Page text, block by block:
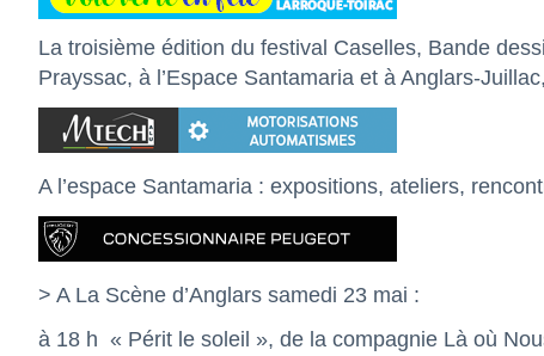
La troisième édition du festival Caselles, Bande
Prayssac, à l’Espace Santamaria et à Anglars-
A l’espace Santamaria : expositions, ateliers,
> A La Scène d’Anglars samedi 23 mai :
à 18 h « Périt le soleil », de la compagnie Là où